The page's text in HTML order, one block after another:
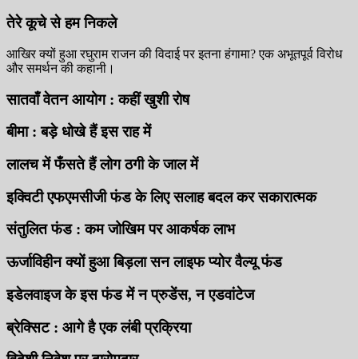
तेरे कूचे से हम निकले
आखिर क्यों हुआ रघुराम राजन की विदाई पर इतना हंगामा? एक अभूतपूर्व विरोध
और समर्थन की कहानी।
सातवाँ वेतन आयोग : कहीं खुशी रोष
बीमा : बड़े धोखे हैं इस राह में
लालच में फँसते हैं लोग ठगी के जाल में
इक्विटी एफएमसीजी फंड के लिए सलाह बदल कर सकारात्मक
संतुलित फंड : कम जोखिम पर आकर्षक लाभ
ऊर्जाविहीन क्यों हुआ बिड़ला सन लाइफ प्योर वैल्यू फंड
इडेलवाइज के इस फंड में न प्रुडेंस, न एडवांटेज
ब्रेक्सिट : आगे है एक लंबी प्रक्रिया